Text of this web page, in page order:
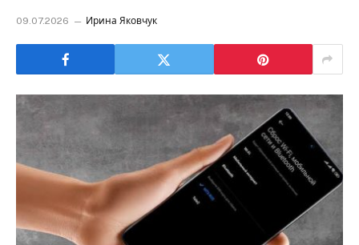
09.07.2026 Ирина Яковчук